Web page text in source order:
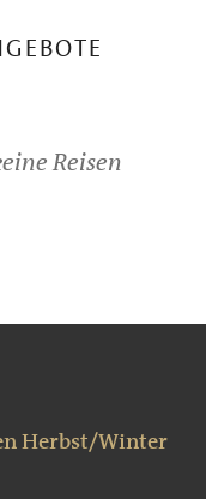
Reisen
Herbst/Winter